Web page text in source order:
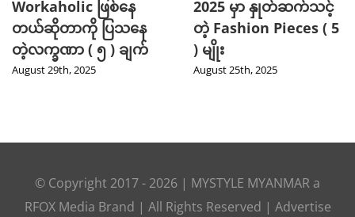
Workaholism ကို
ဘယ်လိုကျော်ဖြတ်ရမလဲ
?
August 22nd, 2025
Chinese Makeup
Look နဲ့ဆို လုံးဝ
ပြောင်းလဲသွားတဲ့ ကိုရီး
ယားမင်းသမီး ( ၆ )